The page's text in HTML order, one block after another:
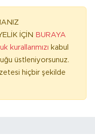
İÇİN BURAYA
kurallarımızı kabul
üstleniyorsunuz.
hiçbir şekilde